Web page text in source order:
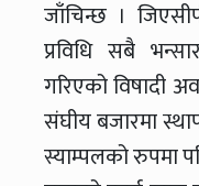
जाँचिन्छ ।
प्रविधि सबै
गरिएको विषादी
संघीय बजारमा
स्याम्पलको रुपमा